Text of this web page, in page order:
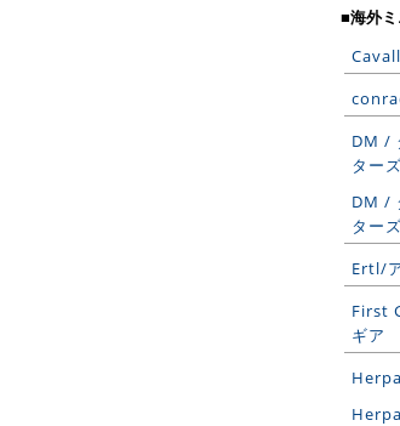
■海外
DM /
ター
DM /
ター
Ertl/
First
ギア